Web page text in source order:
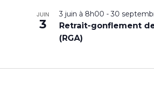
JUIN
3
3 juin à 8h00 -30
Retrait-gonflement
(RGA)